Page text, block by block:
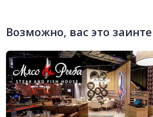
Возможно, вас это